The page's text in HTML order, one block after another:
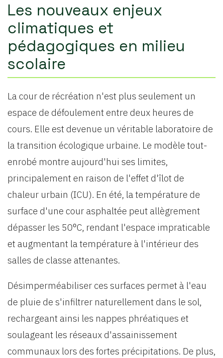
Les nouveaux enjeux
climatiques et
pédagogiques en milieu
scolaire
La cour de récréation n'est plus seulement un
espace de défoulement entre deux heures de
cours. Elle est devenue un véritable laboratoire de
la transition écologique urbaine. Le modèle tout-
enrobé montre aujourd'hui ses limites,
principalement en raison de l'effet d'îlot de
chaleur urbain (ICU). En été, la température de
surface d'une cour asphaltée peut allègrement
dépasser les 50°C, rendant l'espace impraticable
et augmentant la température à l'intérieur des
salles de classe attenantes.
Désimperméabiliser ces surfaces permet à l'eau
de pluie de s'infiltrer naturellement dans le sol,
rechargeant ainsi les nappes phréatiques et
soulageant les réseaux d'assainissement
communaux lors des fortes précipitations. De plus,